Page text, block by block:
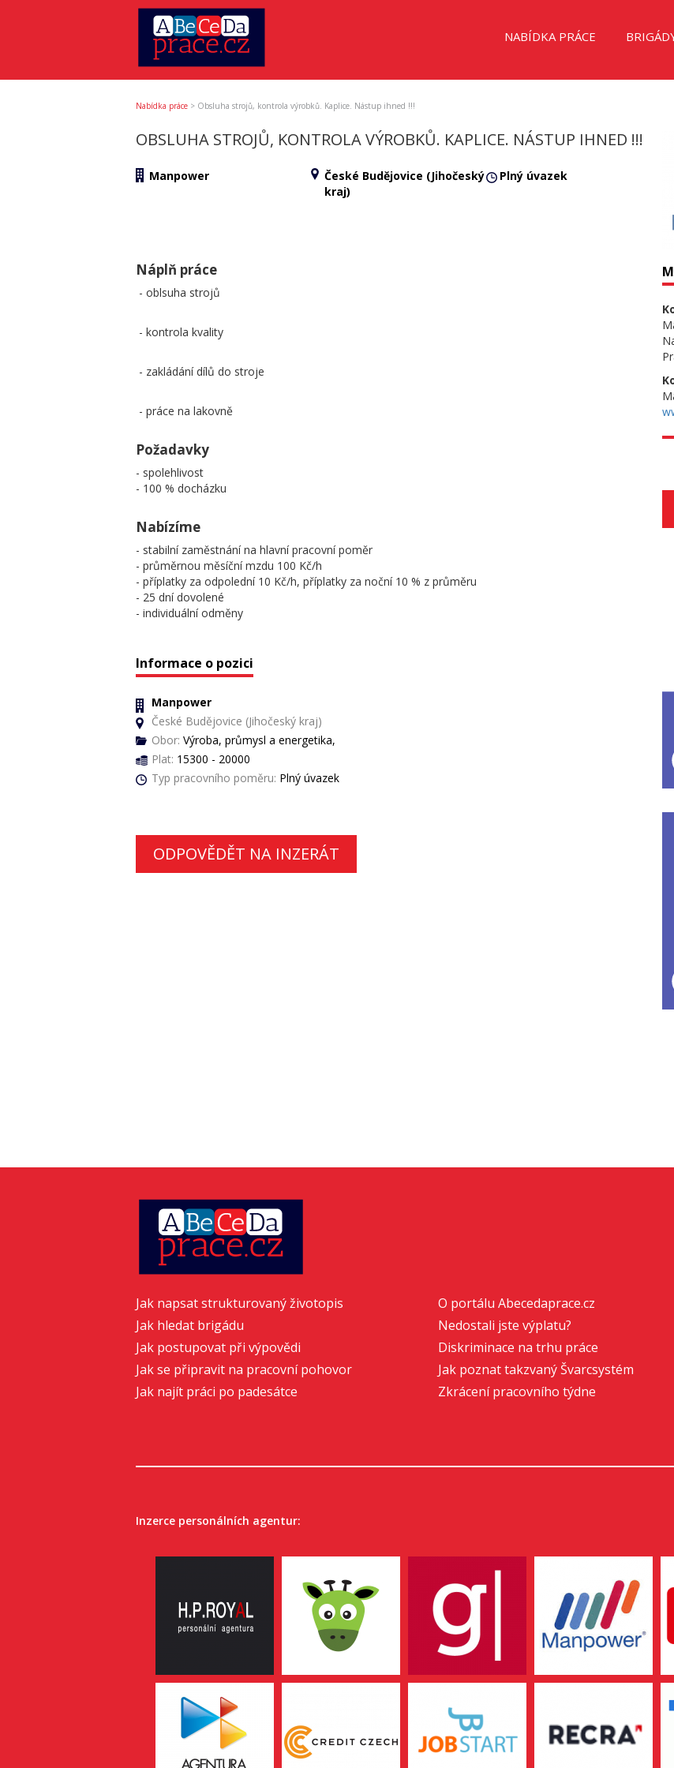
NABÍDKA PRÁCE
Nabídka práce > Obsluha strojů, kontrola výrobků. Kaplice. Nástup ihned !!!
OBSLUHA STROJŮ, KONTROLA VÝROBKŮ. KAPLICE. NÁSTUP IHNED !!!
Manpower
České Budějovice (Jihočeský
kraj)
Plný úvazek
Náplň práce
- oblsuha strojů
- kontrola kvality
- zakládání dílů do stroje
- práce na lakovně
Požadavky
- spolehlivost
- 100 % docházku
Nabízíme
- stabilní zaměstnání na hlavní pracovní poměr
- průměrnou měsíční mzdu 100 Kč/h
- příplatky za odpolední 10 Kč/h, příplatky za noční 10 % z průměru
- 25 dní dovolené
- individuální odměny
Informace o pozici
Manpower
České Budějovice (Jihočeský kraj)
Obor: Výroba, průmysl a energetika,
Plat: 15300 - 20000
Typ pracovního poměru: Plný úvazek
ODPOVĚDĚT NA INZERÁT
Jak napsat strukturovaný životopis
Jak hledat brigádu
Jak postupovat při výpovědi
Jak se připravit na pracovní pohovor
Jak najít práci po padesátce
O portálu Abecedaprace.cz
Nedostali jste výplatu?
Diskriminace na trhu práce
Jak poznat takzvaný Švarcsystém
Zkrácení pracovního týdne
Inzerce personálních agentur: